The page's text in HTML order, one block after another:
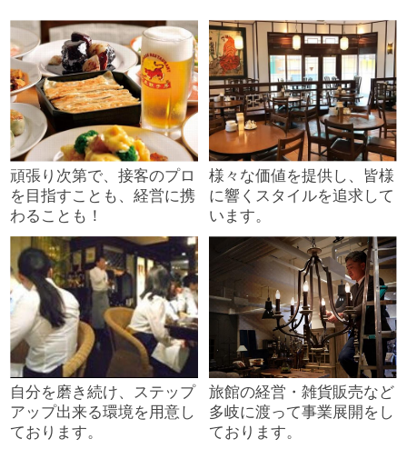
頑張り次第で、接客のプロ
を目指すことも、経営に携
わることも！
様々な価値を提供し、皆様
に響くスタイルを追求して
います。
自分を磨き続け、ステップ
アップ出来る環境を用意し
ております。
旅館の経営・雑貨販売など
多岐に渡って事業展開をし
ております。